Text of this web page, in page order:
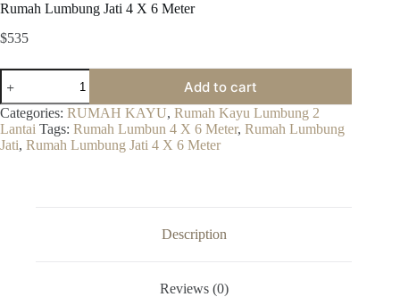
Rumah Lumbung Jati 4 X 6 Meter
$535
Rumah
Lumbung
Jati
4
X
6
Add to cart
Categories: RUMAH KAYU, Rumah Kayu Lumbung 2
Lantai Tags: Rumah Lumbun 4 X 6 Meter, Rumah Lumbung
Jati, Rumah Lumbung Jati 4 X 6 Meter
Description
Reviews (0)